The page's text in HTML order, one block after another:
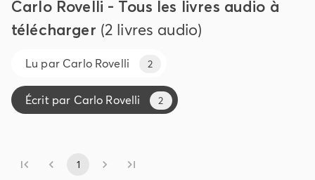
Carlo Rovelli - Tous les livres audio à
télécharger (2 livres audio)
Lu par Carlo Rovelli 2
Écrit par Carlo Rovelli 2
1